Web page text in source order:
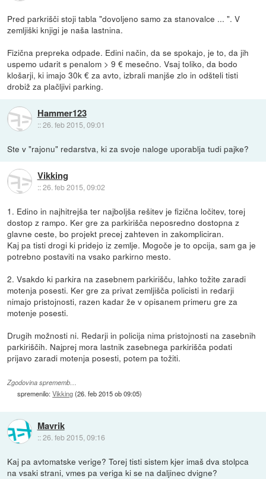
Pred parkrišči stoji tabla "dovoljeno samo za stanovalce ... ". V
zemljiški knjigi je naša lastnina.
Fizična prepreka odpade. Edini način, da se spokajo, je to, da jih
uspemo udarit s penalom > 9 € mesečno. Vsaj toliko, da bodo
klošarji, ki imajo 30k € za avto, izbrali manjše zlo in odšteli tisti
drobiž za plačljivi parking.
Hammer123
::26. feb 2015, 09:01
Ste v "rajonu" redarstva, ki za svoje naloge uporablja tudi pajke?
Vikking
::26. feb 2015, 09:02
1. Edino in najhitrejša ter najboljša rešitev je fizična ločitev, torej
dostop z rampo. Ker gre za parkirišča neposredno dostopna z
glavne ceste, bo projekt precej zahteven in zakompliciran.
Kaj pa tisti drogi ki pridejo iz zemlje. Mogoče je to opcija, sam ga je
potrebno postaviti na vsako parkirno mesto.
2. Vsakdo ki parkira na zasebnem parkirišču, lahko tožite zaradi
motenja posesti. Ker gre za privat zemljišča policisti in redarji
nimajo pristojnosti, razen kadar že v opisanem primeru gre za
motenje posesti.
Drugih možnosti ni. Redarji in policija nima pristojnosti na zasebnih
parkiriščih. Najprej mora lastnik zasebnega parkirišča podati
prijavo zaradi motenja posesti, potem pa tožiti.
Zgodovina sprememb…
spremenilo:Vikking(26. feb 2015 ob 09:05)
Mavrik
::26. feb 2015, 09:16
Kaj pa avtomatske verige? Torej tisti sistem kjer imaš dva stolpca
na vsaki strani, vmes pa veriga ki se na daljinec dvigne?